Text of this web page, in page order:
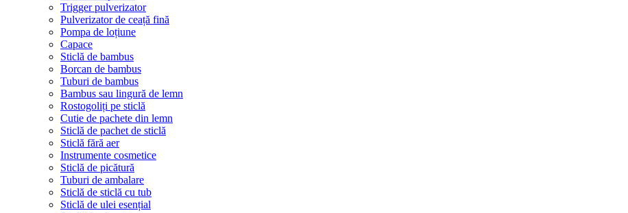
Trigger pulverizator
Pulverizator de ceață fină
Pompa de loțiune
Capace
Sticlă de bambus
Borcan de bambus
Tuburi de bambus
Bambus sau lingură de lemn
Rostogoliți pe sticlă
Cutie de pachete din lemn
Sticlă de pachet de sticlă
Sticlă fără aer
Instrumente cosmetice
Sticlă de picătură
Tuburi de ambalare
Sticlă de sticlă cu tub
Sticlă de ulei esențial